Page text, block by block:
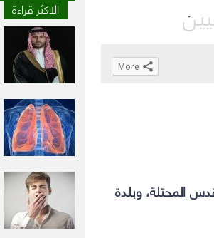
المحتلة، وبلدة
in
in
Click
in
Click
in
More
الاكثر قراءة